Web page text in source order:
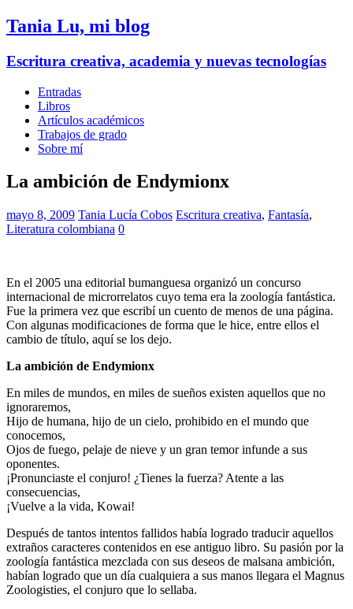
Tania Lu, mi blog
Escritura creativa, academia y nuevas tecnologías
Entradas
Libros
Artículos académicos
Trabajos de grado
Sobre mí
La ambición de Endymionx
mayo 8, 2009 Tania Lucía Cobos Escritura creativa, Fantasía,
Literatura colombiana 0
En el 2005 una editorial bumanguesa organizó un concurso
internacional de microrrelatos cuyo tema era la zoología fantástica.
Fue la primera vez que escribí un cuento de menos de una página.
Con algunas modificaciones de forma que le hice, entre ellos el
cambio de título, aquí se los dejo.
La ambición de Endymionx
En miles de mundos, en miles de sueños existen aquellos que no
ignoraremos,
Hijo de humana, hijo de un cielo, prohibido en el mundo que
conocemos,
Ojos de fuego, pelaje de nieve y un gran temor infunde a sus
oponentes.
¡Pronunciaste el conjuro! ¿Tienes la fuerza? Atente a las
consecuencias,
¡Vuelve a la vida, Kowai!
Después de tantos intentos fallidos había logrado traducir aquellos
extraños caracteres contenidos en ese antiguo libro. Su pasión por la
zoología fantástica mezclada con sus deseos de malsana ambición,
habían logrado que un día cualquiera a sus manos llegara el Magnus
Zoologisties, el conjuro que lo sellaba.